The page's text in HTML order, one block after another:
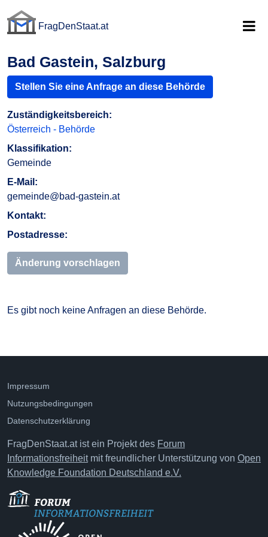
FragDenStaat.at
Bad Gastein, Salzburg
Stellen Sie eine Anfrage an diese Behörde
Zuständigkeitsbereich:
Österreich - Behörde
Klassifikation:
Gemeinde
E-Mail:
gemeinde@bad-gastein.at
Kontakt:
Postadresse:
Änderung vorschlagen
Es gibt noch keine Anfragen an diese Behörde.
Impressum
Nutzungsbedingungen
Datenschutzerklärung
FragDenStaat.at ist ein Projekt des Forum
Informationsfreiheitmit freundlicher Unterstützung von Open
Knowledge Foundation Deutschland e.V.